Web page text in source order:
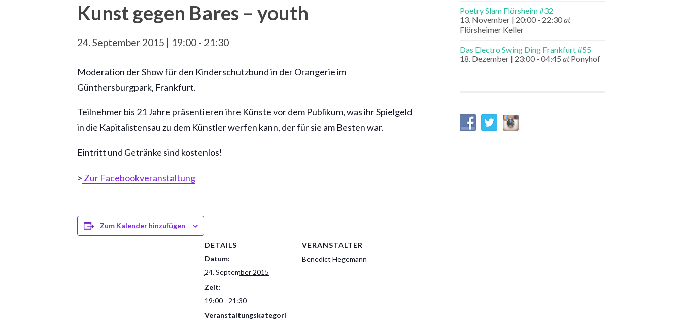
Kunst gegen Bares – youth
24. September 2015 | 19:00 - 21:30
Moderation der Show für den Kinderschutzbund in der Orangerie im
Günthersburgpark, Frankfurt.
Teilnehmer bis 21 Jahre präsentieren ihre Künste vor dem Publikum, was ihr Spielgeld
in die Kapitalistensau zu dem Künstler werfen kann, der für sie am Besten war.
Eintritt und Getränke sind kostenlos!
> Zur Facebookveranstaltung
Zum Kalender hinzufügen
DETAILS
Datum:
24. September 2015
Zeit:
19:00 - 21:30
Veranstaltungskategori
VERANSTALTER
Benedict Hegemann
Poetry Slam Flörsheim #32
13. November | 20:00 - 22:30at
Flörsheimer Keller
Das Electro Swing Ding Frankfurt #55
18. Dezember | 23:00 - 04:45 atPonyhof